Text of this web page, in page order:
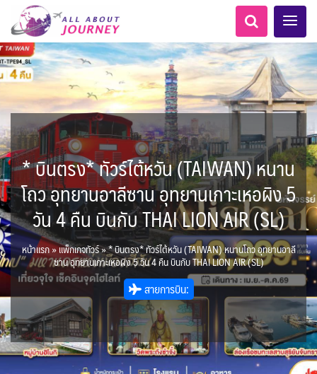
AFG อัฟกานิสถาน 0
LKA ศรีลังกา + BGD บังคลา
เทศ
0
เอเชียกลาง 6 LKA ศรีลังกา 0
BTN ภูฏาน 2
BRN บรูไน 0 KHM กัมพูชา 0
จีน 283 HKG ฮ่องกง - มาเก๊า 10
IND อินเดีย 21 IDN อินโดนีเซีย 3
IRQ อิรัก 0 IRN อิหร่าน 0
ISR อิสราเอล 0 JPN ญี่ปุ่น 76
JOR จอร์แดน KAZ คาซัคสถาน
แอลเบเนีย - Albania 0 Balkan บอลข่าน 1
สวิตเซอร์แลนด์ เยอรมนี
ฝรั่งเศส
1
MNE มอนเตเนโกร 1 ล่าแสงเหนือ-ใต้ 11
Baltic บอลติก 4 ยุโรปตะวันออก 12
ยุโรปราคาถูก 1
ออสเตรีย - Austria 3 AZE อาเซอร์ไบจาน 2
BLR เบลารุส 0 BIH บอสเนีย & เฮอร์เซโกวีนา
1
BEL เบลเยี่ยม HRV โครเอเชีย
อเมริกาใต้ 8 อเมริกากลาง
ARG อาร์เจนตินา 3
CUB คิวบา 0 CAN แคนาดา 3
CHL ชิลี ECU เอกวาดอร์ 0
PER เปรู 2 USA สหรัฐอเมริกา 6
บราซิล เปรู 3
เม็กซิโก คิวบา อเมริกา แคนาดา 1
ทัวร์ ล่องเรือสำราญยุโรป 5 ทัวร์ ล่องเรือสำราญอลาสก้า
ทัวร์ ล่องเรือสำราญอเมริกา
1
ทัวร์ ล่องเรือสำราญเอเชีย 0
ทัวร์ ล่องเรือสำราญประเท
ศอื่นๆ
4
โมร็อคโค - Morocco 6 นิวซีแลนด์ - New Zealand
11
แทนซาเนีย - Tanzania 2 แอฟริกาใต้ - South Africa
3
นามิเบีย - Namibia 1 เคนย่า - Kenya 2
ไมโครนีเซีย - Micronesia ขั้วโลกเหนือ 2
ตูนีเซีย - Tunisia เกาะโบราโบร่า - Bora Bora
0
ขั้วโลกใต้ 2 แอลจีเรีย - Algeria 0
ออสเตรเลีย - Australia ทัวร์ อันซีน ประเทศแปลก 31
ล่องเรือดินเนอร์ วันวาเลนไทน์
22
ล่องเรือดินเนอร์วันลอยกระทง
21
ล่องเรือดินเนอร์วันปีใหม่ 22 เรือรอบกลางวัน กทม. 2
ล่องเรือดินเนอร์แม่น้ำ
าพระยา
34
ล่องเรือโปรแกรมอยุธยา
ล่องเรือ รอบ Sunset 14
ล่องเรือเหมาลำ / เหมาชั้น /
อยอร์ช / Speed Boat ส่วนตัวทั่ว
ะเทศ
255
เรือยอร์ช / Speed Boat ฯลฯ
บ Join ทั่วประเทศ
72
ตั๋วสวนสนุก 0 บุฟเฟต์โรงแรม/ร้านอาหาร 2
บุฟเฟต์ใบหยก 7 ไทยบัสฟู้ดทัวร์ 1
ตั๋วเรือ Hop-on Hop-off 0
โปรแกรมทัวร์ทั่วไทย 0 แต่งชุดไทยถ่ายรูปวัดอรุณฯ
1
พิเศษ! ล่องเรือเทศกาลชมพลุ
ยา
1
ห้องพักราคาพิเศษ 3
ข่าวที่น่าสนใจ
ความรู้ทั่วไป
สถานที่ท่องเที่ยว
* บินตรง* ทัวร์ไต้หวัน (TAIWAN) หนาน
โถว อุทยานอาลีซาน อุทยานเกาะเหอผิง 5
วัน 4 คืน บินกับ THAI LION AIR (SL)
หน้าแรก»แพ็กเกจทัวร์»* บินตรง* ทัวร์ไต้หวัน (TAIWAN) หนานโถว อุทยานอาลี
ซาน อุทยานเกาะเหอผิง 5 วัน 4 คืน บินกับ THAI LION AIR (SL)
สายการบิน: